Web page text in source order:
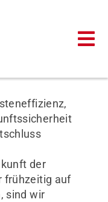
der
frühzeitig auf
sind wir